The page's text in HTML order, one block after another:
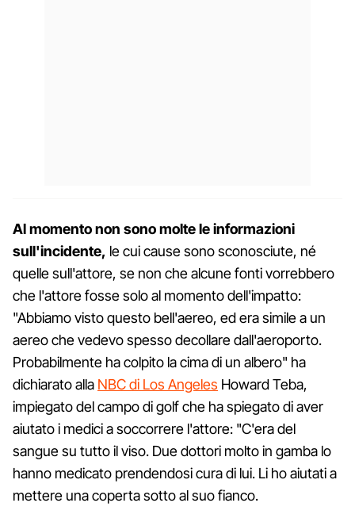
Al momento non sono molte le informazioni
sull'incidente, le cui cause sono sconosciute, né
quelle sull'attore, se non che alcune fonti vorrebbero
che l'attore fosse solo al momento dell'impatto:
"Abbiamo visto questo bell'aereo, ed era simile a un
aereo che vedevo spesso decollare dall'aeroporto.
Probabilmente ha colpito la cima di un albero" ha
dichiarato alla NBC di Los Angeles Howard Teba,
impiegato del campo di golf che ha spiegato di aver
aiutato i medici a soccorrere l'attore: "C'era del
sangue su tutto il viso. Due dottori molto in gamba lo
hanno medicato prendendosi cura di lui. Li ho aiutati a
mettere una coperta sotto al suo fianco.